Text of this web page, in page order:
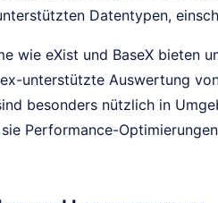
Datentypen,
wie eXist und BaseX bieten
unterstützte Auswertung
besonders nützlich in
Performance-